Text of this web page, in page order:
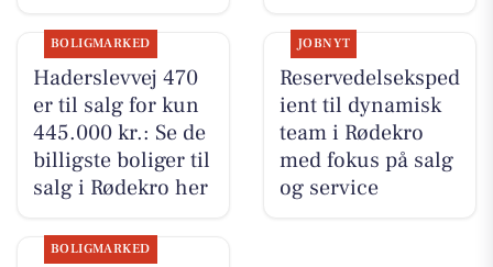
BOLIGMARKED
Haderslevvej 470
er til salg for kun
445.000 kr.: Se de
billigste boliger til
salg i Rødekro her
JOBNYT
Reservedelseksped
ient til dynamisk
team i Rødekro
med fokus på salg
og service
BOLIGMARKED